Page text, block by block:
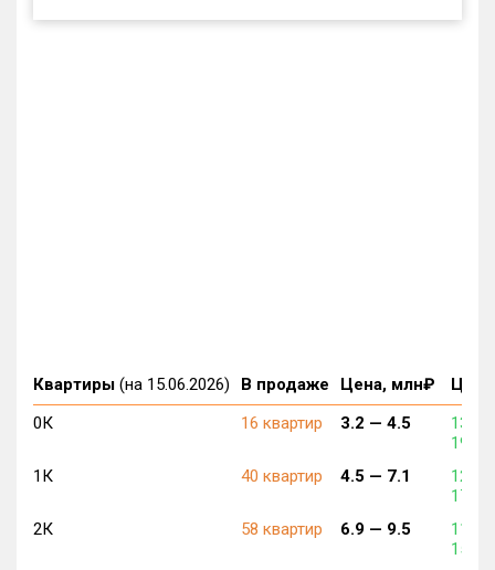
Квартиры (на 15.06.2026) В продаже Цена, млн₽
0К
16 квартир 3.2 — 4.5
137
192
1К
40 квартир 4.5 — 7.1
124
174
2К
58 квартир 6.9 — 9.5
115
153